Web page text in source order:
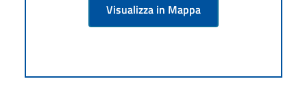
Visualizza in Mappa